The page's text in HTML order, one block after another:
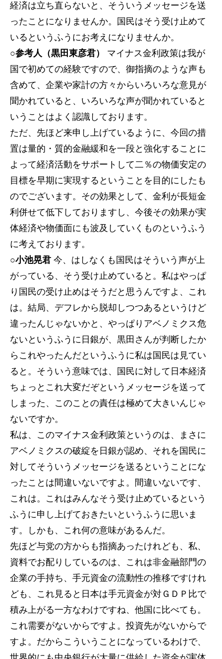
経済は立ち直らないと、そういうメッセージを送
ったことになりませんか。国民はそう受け止めて
いるというふうにお考えになりませんか。
○参考人（黒田東彦君）
マイナス金利政策は我が
国で初めての経験ですので、御指摘のような声も
含めて、企業や家計の方々からいろいろな意見が
聞かれていると、いろいろな声が聞かれていると
いうことはよく認識しております。
ただ、先ほど来申し上げているように、今回の措
置は量的・質的金融緩和を一段と強化することに
よって経済活動をサポートして二％の物価安定の
目標を早期に実現するということを目的にしたも
のでございます。その効果として、金利が長短金
利併せて低下しておりますし、今後その効果が実
体経済や物価面にも波及していくものというふう
に考えております。
○小池晃君 今、はしなくも国民はそういう声が上
がっている、そう受け止めていると。私はやっぱ
り国民の受け止めはそうだと思うんですよ、これ
は。結局、デフレから脱却しつつあるというけど
違ったんじゃないかと、やっぱりアベノミクス危
ないというふうに日銀が、黒田さんが判断したか
らこれやったんだというふうに私は国民は見てい
ると。そういう意味では、国民に対して日本経済
ちょっとこれ大変だぞというメッセージを送って
しまった、このことの責任は極めて大きいんじゃ
ないですか。
私は、このマイナス金利政策というのは、まさに
アベノミクスの破綻を日銀が認め、それを国民に
対してそういうメッセージを送るということにな
ったことは間違いないですよ。間違いないです、
これは。これはみんなそう受け止めているという
ふうに申し上げておきたいというふうに思いま
す。しかも、これ何の意味があるんだ。
先ほど与党の方からも指摘あったけれども、私、
資料でお配りしているのは、これは非金融部門の
企業の手持ち、手元資金の流動性の推移ですけれ
ども、これ見ると日本は手元資金が対ＧＤＰ比で
積み上がる一方なわけですね、他国に比べても。
これ需要がないからですよ。投資先がないからで
すよ。だからこういうことになっているわけで、